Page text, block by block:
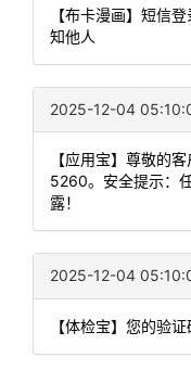
【布卡漫画】短信
知他人
2025-12-04
【应用宝】尊敬的
5260。安全提示：
露！
2025-12-04
【体检宝】您的验